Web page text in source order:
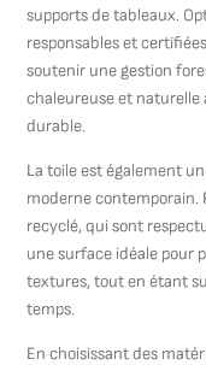
supports de tableaux.
responsables et
soutenir une gestion
chaleureuse et
durable.
La toile est également
moderne contemporain.
recyclé, qui sont
une surface idéale pour
textures, tout en étant
temps.
En choisissant des